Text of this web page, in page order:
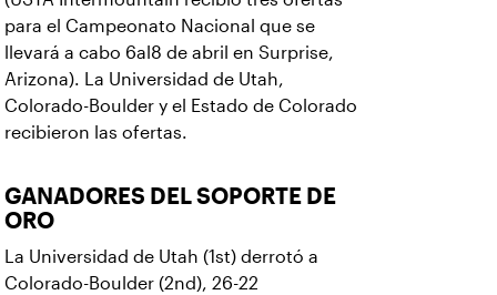
para el Campeonato Nacional que se
llevará a cabo 6al8 de abril en Surprise,
Arizona). La Universidad de Utah,
Colorado-Boulder y el Estado de Colorado
recibieron las ofertas.
GANADORES DEL SOPORTE DE
ORO
La Universidad de Utah (1st) derrotó a
Colorado-Boulder (2nd), 26-22